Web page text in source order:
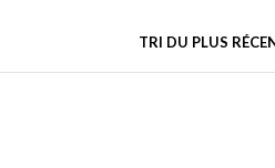
TRI DU PLUS